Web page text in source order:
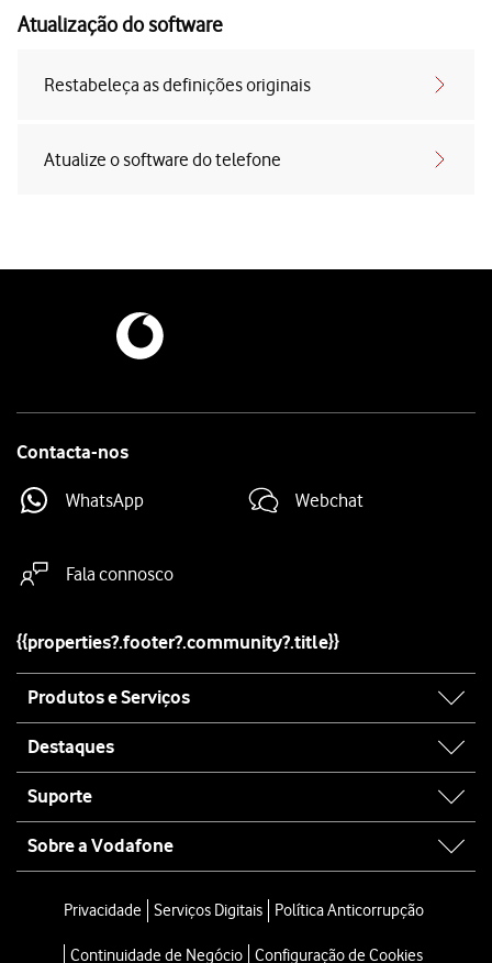
Atualização do software
Restabeleça as definições originais
Atualize o software do telefone
Contacta-nos
WhatsApp Webchat
Fala connosco
{{properties?.footer?.community?.title}}
map
Produtos e Serviços
Destaques
Suporte
Sobre a Vodafone
Privacidade Serviços Digitais Política Anticorrupção
Continuidade de Negócio Configuração de Cookies